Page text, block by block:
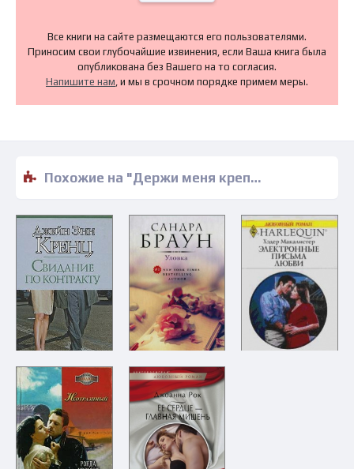
Все книги на сайте размещаются его пользователями.
Приносим свои глубочайшие извинения, если Ваша книга была
опубликована без Вашего на то согласия.
Напишите нам, и мы в срочном порядке примем меры.
Похожие на "Держи меня крепко - Сандра Браун" книги читать бесплатно полные версии